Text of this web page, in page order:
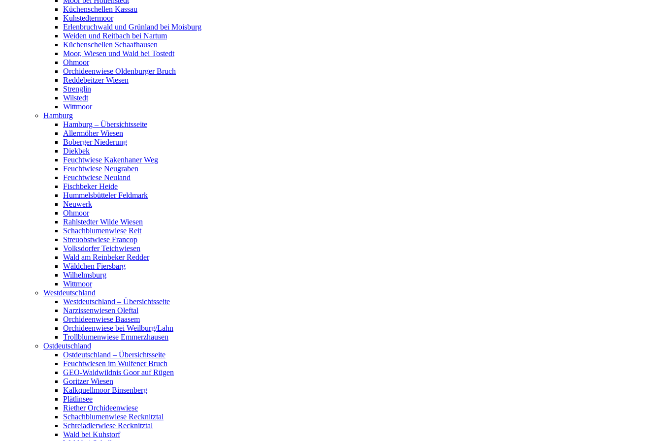
Küchenschellen Kassau
Kuhstedtermoor
Erlenbruchwald und Grünland bei Moisburg
Weiden und Reitbach bei Nartum
Küchenschellen Schaafhausen
Moor, Wiesen und Wald bei Tostedt
Ohmoor
Orchideenwiese Oldenburger Bruch
Reddebeitzer Wiesen
Strenglin
Wilstedt
Wittmoor
Hamburg
Hamburg – Übersichtsseite
Allermöher Wiesen
Boberger Niederung
Diekbek
Feuchtwiese Kakenhaner Weg
Feuchtwiese Neugraben
Feuchtwiese Neuland
Fischbeker Heide
Hummelsbütteler Feldmark
Neuwerk
Ohmoor
Rahlstedter Wilde Wiesen
Schachblumenwiese Reit
Streuobstwiese Francop
Volksdorfer Teichwiesen
Wald am Reinbeker Redder
Wäldchen Fiersbarg
Wilhelmsburg
Wittmoor
Westdeutschland
Westdeutschland – Übersichtsseite
Narzissenwiesen Oleftal
Orchideenwiese Baasem
Orchideenwiese bei Weilburg/Lahn
Trollblumenwiese Emmerzhausen
Ostdeutschland
Ostdeutschland – Übersichtsseite
Feuchtwiesen im Wulfener Bruch
GEO-Waldwildnis Goor auf Rügen
Goritzer Wiesen
Kalkquellmoor Binsenberg
Plätlinsee
Riether Orchideenwiese
Schachblumenwiese Recknitztal
Schreiadlerwiese Recknitztal
Wald bei Kuhstorf